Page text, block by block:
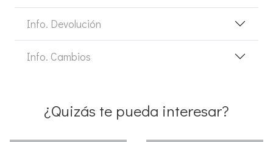
Info. Devolución
Info. Cambios
¿Quizás te pueda interesar?